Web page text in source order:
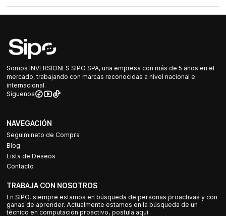
Somos INVERSIONES SIPO SPA, una empresa con más de 5 años en el
mercado, trabajando con marcas reconocidas a nivel nacional e
internacional.
Síguenos
NAVEGACIÓN
Seguimineto de Compra
Blog
Lista de Deseos
Contacto
TRABAJA CON NOSOTROS
En SIPO, siempre estamos en búsqueda de personas proactivas y con
ganas de aprender. Actualmente estamos en la búsqueda de un
técnico en computación proactivo, postula aquí.